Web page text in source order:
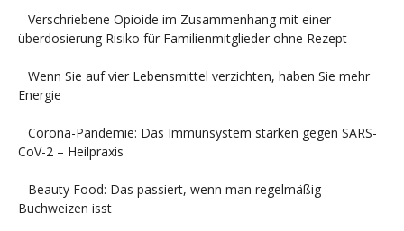
Verschriebene Opioide im Zusammenhang mit einer
überdosierung Risiko für Familienmitglieder ohne Rezept
Wenn Sie auf vier Lebensmittel verzichten, haben Sie mehr
Energie
Corona-Pandemie: Das Immunsystem stärken gegen SARS-
CoV-2 – Heilpraxis
Beauty Food: Das passiert, wenn man regelmäßig
Buchweizen isst